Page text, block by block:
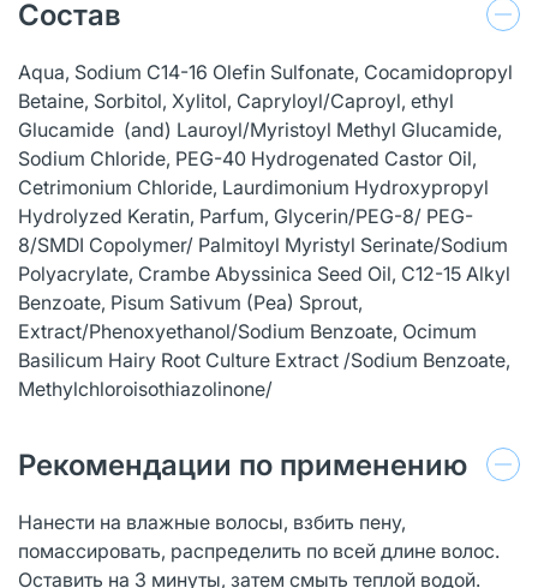
Состав
Aqua, Sodium C14-16 Olefin Sulfonate, Cocamidopropyl
Betaine, Sorbitol, Xylitol, Capryloyl/Caproyl, ethyl
Glucamide (and) Lauroyl/Myristoyl Methyl Glucamide,
Sodium Chloride, PEG-40 Hydrogenated Castor Oil,
Cetrimonium Chloride, Laurdimonium Hydroxypropyl
Hydrolyzed Keratin, Parfum, Glycerin/PEG-8/ PEG-
8/SMDI Copolymer/ Palmitoyl Myristyl Serinate/Sodium
Polyacrylate, Crambe Abyssinica Seed Oil, C12-15 Alkyl
Benzoate, Pisum Sativum (Pea) Sprout,
Extract/Phenoxyethanol/Sodium Benzoate, Ocimum
Basilicum Hairy Root Culture Extract /Sodium Benzoate,
Methylchloroisothiazolinone/
Рекомендации по применению
Нанести на влажные волосы, взбить пену,
помассировать, распределить по всей длине волос.
Оставить на 3 минуты, затем смыть теплой водой.